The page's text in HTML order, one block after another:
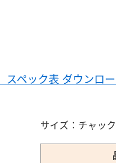
スペック表 ダウンロ
サイズ：チャッ